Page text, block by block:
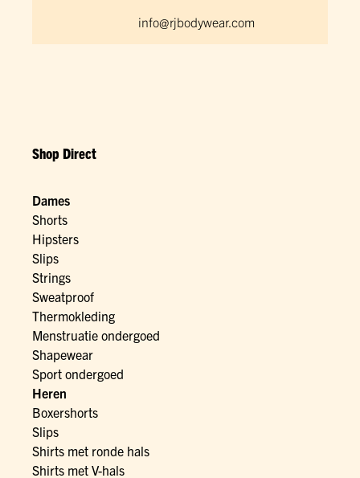
info@rjbodywear.com
Shop Direct
Dames
Shorts
Hipsters
Slips
Strings
Sweatproof
Thermokleding
Menstruatie ondergoed
Shapewear
Sport ondergoed
Heren
Boxershorts
Slips
Shirts met ronde hals
Shirts met V-hals